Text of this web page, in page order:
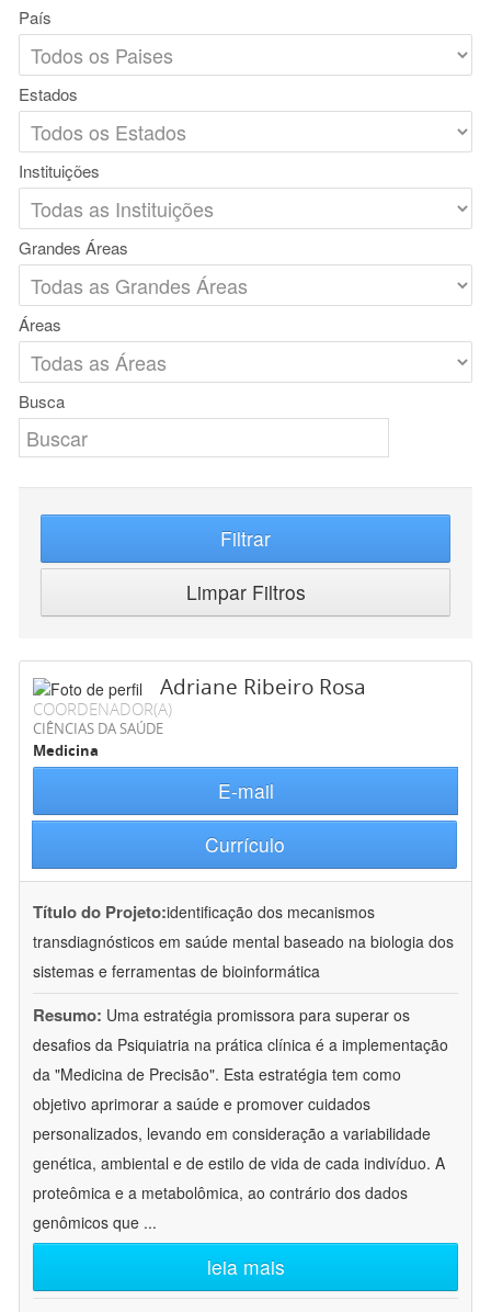
País
Estados
Instituições
Grandes Áreas
Áreas
Busca
Filtrar
Limpar Filtros
Adriane Ribeiro Rosa
COORDENADOR(A)
CIÊNCIAS DA SAÚDE
Medicina
E-mail
Currículo
Título do Projeto:identificação dos mecanismos
transdiagnósticos em saúde mental baseado na biologia dos
sistemas e ferramentas de bioinformática
Resumo: Uma estratégia promissora para superar os
desafios da Psiquiatria na prática clínica é a implementação
da "Medicina de Precisão". Esta estratégia tem como
objetivo aprimorar a saúde e promover cuidados
personalizados, levando em consideração a variabilidade
genética, ambiental e de estilo de vida de cada indivíduo. A
proteômica e a metabolômica, ao contrário dos dados
genômicos que ...
leia mais